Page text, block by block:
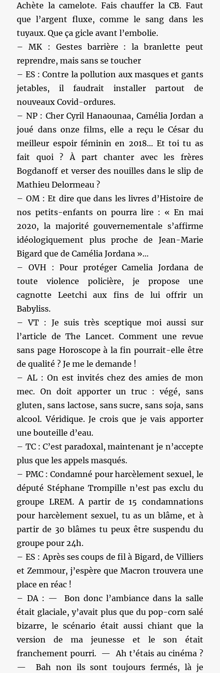
Achète la camelote. Fais chauffer la CB. Faut
que l’argent fluxe, comme le sang dans les
tuyaux. Que ça gicle avant l’embolie.
– MK : Gestes barrière : la branlette peut
reprendre, mais sans se toucher
– ES : Contre la pollution aux masques et gants
jetables, il faudrait installer partout de
nouveaux Covid-ordures.
– NP : Cher Cyril Hanaounaa, Camélia Jordan a
joué dans onze films, elle a reçu le César du
meilleur espoir féminin en 2018… Et toi tu as
fait quoi ? À part chanter avec les frères
Bogdanoff et verser des nouilles dans le slip de
Mathieu Delormeau ?
– OM : Et dire que dans les livres d’Histoire de
nos petits-enfants on pourra lire : « En mai
2020, la majorité gouvernementale s’affirme
idéologiquement plus proche de Jean-Marie
Bigard que de Camélia Jordana »…
– OVH : Pour protéger Camelia Jordana de
toute violence policière, je propose une
cagnotte Leetchi aux fins de lui offrir un
Babyliss.
– VT : Je suis très sceptique moi aussi sur
l’article de The Lancet. Comment une revue
sans page Horoscope à la fin pourrait-elle être
de qualité ? Je me le demande !
– AL : On est invités chez des amies de mon
mec. On doit apporter un truc : végé, sans
gluten, sans lactose, sans sucre, sans soja, sans
alcool. Véridique. Je crois que je vais apporter
une bouteille d’eau.
– TC : C’est paradoxal, maintenant je n’accepte
plus que les appels masqués.
– PMC : Condamné pour harcèlement sexuel, le
député Stéphane Trompille n’est pas exclu du
groupe LREM. A partir de 15 condamnations
pour harcèlement sexuel, tu as un blâme, et à
partir de 30 blâmes tu peux être suspendu du
groupe pour 24h.
– ES : Après ses coups de fil à Bigard, de Villiers
et Zemmour, j’espère que Macron trouvera une
place en réac !
– DA : — Bon donc l’ambiance dans la salle
était glaciale, y’avait plus que du pop-corn salé
bizarre, le scénario était aussi chiant que la
version de ma jeunesse et le son était
franchement pourri. — Ah t’étais au cinéma ?
— Bah non ils sont toujours fermés, là je